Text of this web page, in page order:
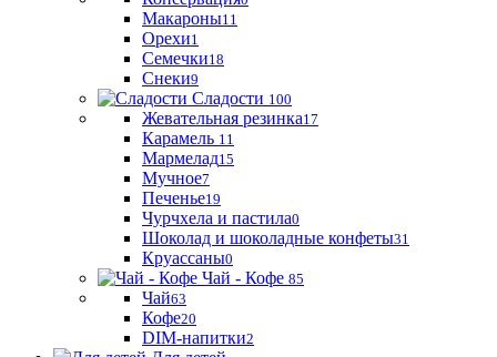
Макароны11
Орехи1
Семечки18
Снеки9
Сладости 100
Жевательная резинка17
Карамель 11
Мармелад15
Мучное7
Печенье19
Чурчхела и пастила0
Шоколад и шоколадные конфеты31
Круассаны0
Чай - Кофе 85
Чай63
Кофе20
DIM-напитки2